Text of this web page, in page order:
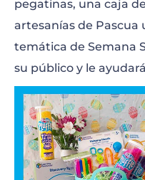
pegatinas, una caja
artesanías de Pascua
temática de Semana
su público y le